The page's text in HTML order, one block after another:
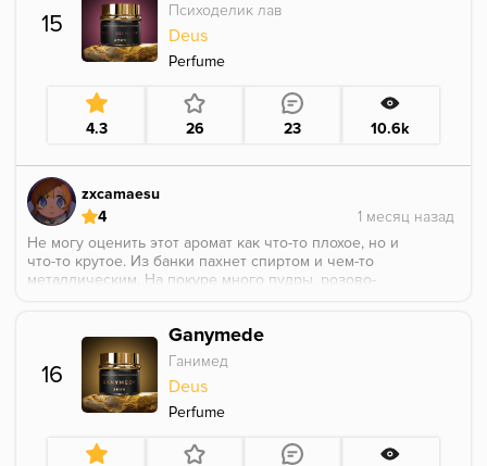
15 Психоделик лав
Deus
Perfume
4.3 26 23 10.6k
zxcamaesu
4
Не могу оценить этот аромат как что-то плохое, но и
что-то крутое. Из банки пахнет спиртом и чем-то
металлическим. На покуре много пудры, розово-
Стоит ли это пробовать? Определенно. Думаю
хорошо будет играть в миксах с нежно-сладкими
ягодками)
16
Ganymede
Ганимед
Deus
Perfume